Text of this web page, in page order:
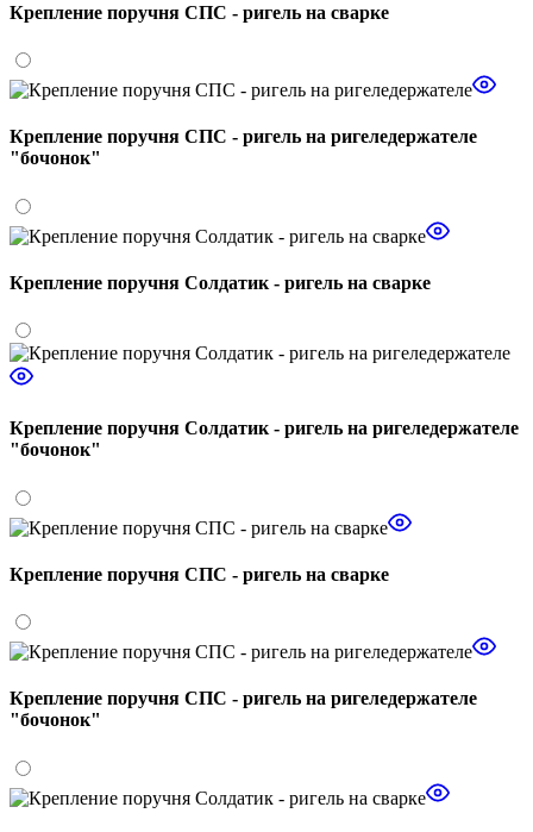
Крепление поручня СПС - ригель на сварке
Крепление поручня СПС - ригель на ригеледержателе
"бочонок"
Крепление поручня Солдатик - ригель на сварке
Крепление поручня Солдатик - ригель на ригеледержателе
"бочонок"
Крепление поручня СПС - ригель на сварке
Крепление поручня СПС - ригель на ригеледержателе
"бочонок"